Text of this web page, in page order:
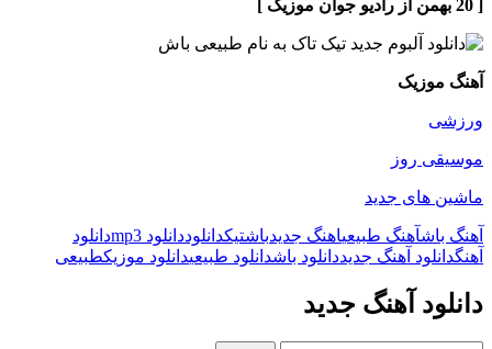
[ 20 بهمن از رادیو جوان موزیک ]
آهنگ موزیک
ورزشی
موسیقی روز
ماشین های جدید
آهنگ باشآهنگ طبیعیاهنگ جدیدباشتیکدانلوددانلود mp3
دانلود
آهنگدانلود آهنگ جدیددانلود باشدانلود طبیعیدانلود موزیکطبیعی
دانلود آهنگ جدید